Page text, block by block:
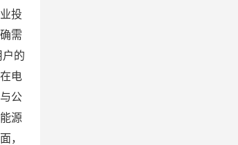
投
需
户的
电
公
源
，